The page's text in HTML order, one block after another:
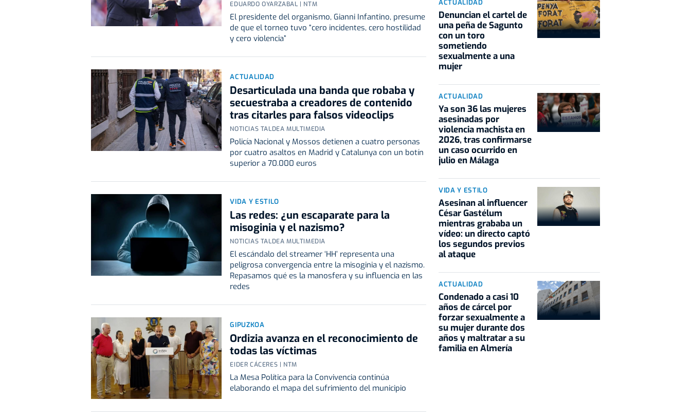
EDUARDO OYARZABAL | NTM
El presidente del organismo, Gianni Infantino, presume
de que el torneo tuvo “cero incidentes, cero hostilidad
y cero violencia”
ACTUALIDAD
Desarticulada una banda que robaba y
secuestraba a creadores de contenido
tras citarles para falsos videoclips
NOTICIAS TALDEA MULTIMEDIA
Policía Nacional y Mossos detienen a cuatro personas
por cuatro asaltos en Madrid y Catalunya con un botín
superior a 70.000 euros
VIDA Y ESTILO
Las redes: ¿un escaparate para la
misoginia y el nazismo?
NOTICIAS TALDEA MULTIMEDIA
El escándalo del streamer ‘HH’ representa una
peligrosa convergencia entre la misoginia y el nazismo.
Repasamos qué es la manosfera y su influencia en las
redes
GIPUZKOA
Ordizia avanza en el reconocimiento de
todas las víctimas
EIDER CÁCERES | NTM
La Mesa Política para la Convivencia continúa
elaborando el mapa del sufrimiento del municipio
ACTUALIDAD
Denuncian el cartel de
una peña de Sagunto
con un toro
sometiendo
sexualmente a una
mujer
ACTUALIDAD
Ya son 36 las mujeres
asesinadas por
violencia machista en
2026, tras confirmarse
un caso ocurrido en
julio en Málaga
VIDA Y ESTILO
Asesinan al influencer
César Gastélum
mientras grababa un
vídeo: un directo captó
los segundos previos
al ataque
ACTUALIDAD
Condenado a casi 10
años de cárcel por
forzar sexualmente a
su mujer durante dos
años y maltratar a su
familia en Almería